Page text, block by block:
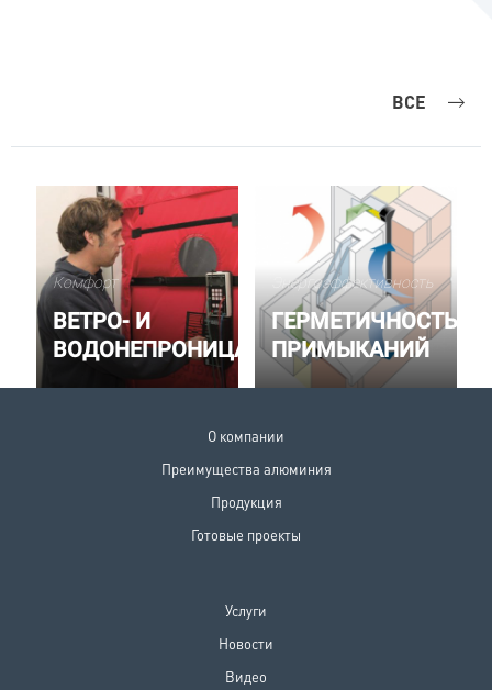
ВСЕ
Комфорт
ВЕТРО- И
ВОДОНЕПРОНИЦАЕМОСТЬ
Энергоэффективность
ГЕРМЕТИЧНОСТЬ
ПРИМЫКАНИЙ
О компании
Преимущества алюминия
Продукция
Готовые проекты
Услуги
Новости
Видео